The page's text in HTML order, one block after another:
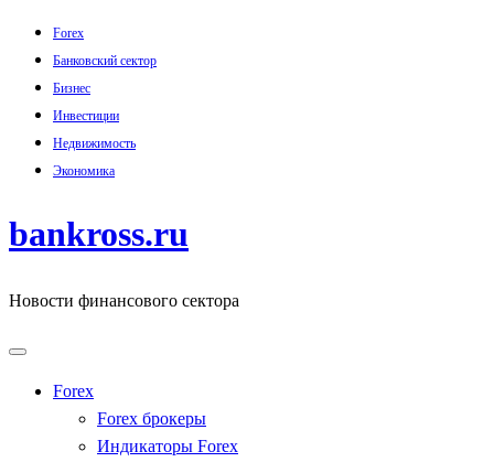
Skip
content
Forex
Банковский сектор
Бизнес
Инвестиции
Недвижимость
Экономика
bankross.ru
Новости финансового сектора
Forex
Forex брокеры
Индикаторы Forex